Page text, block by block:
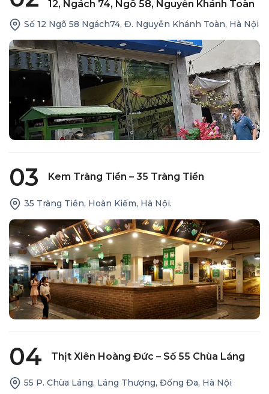
12, Ngách 74, Ngõ 58, Nguyễn Khánh Toàn
Số 12 Ngõ 58 Ngách74, Đ. Nguyễn Khánh Toàn, Hà Nội
03 Kem Tràng Tiền – 35 Tràng Tiền
35 Tràng Tiền, Hoàn Kiếm, Hà Nội.
04 Thịt Xiên Hoàng Đức – Số 55 Chùa Láng
55 P. Chùa Láng, Láng Thượng, Đống Đa, Hà Nội